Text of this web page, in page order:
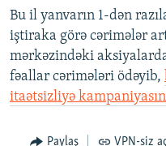
Bu il yanvarın 1-dən
iştiraka görə cərimələr
mərkəzindəki
fəallar cərimələri ödəyib,
itaətsizliyə
Paylaş VPN-siz